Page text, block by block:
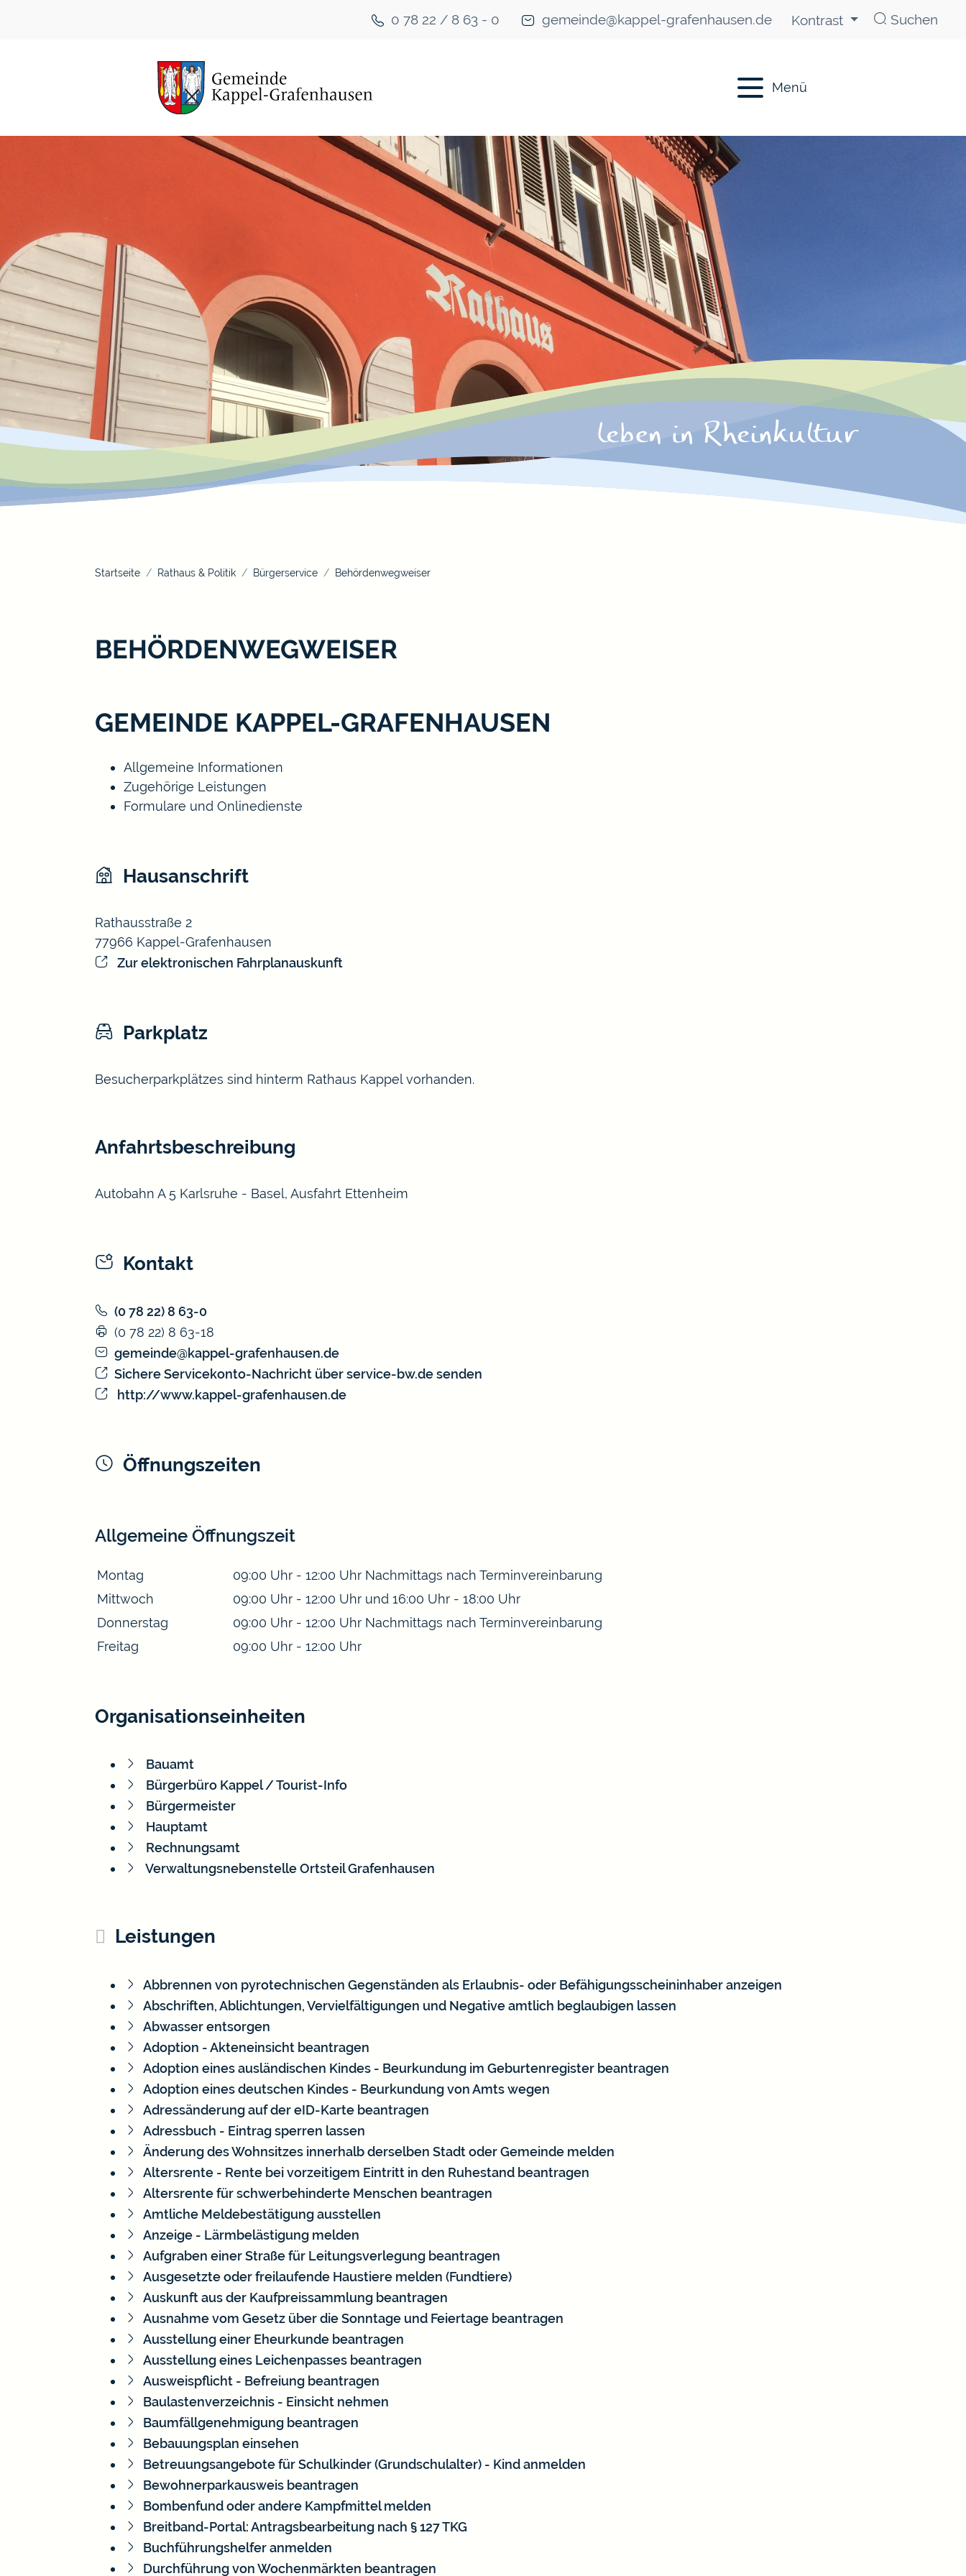
0 78 22 / 8 63 - 0 gemeinde@kappel-grafenhausen.de Kontrast Suchen
Menü
Startseite Rathaus & Politik Bürgerservice Behördenwegweiser
BEHÖRDENWEGWEISER
GEMEINDE KAPPEL-GRAFENHAUSEN
Allgemeine Informationen
Zugehörige Leistungen
Formulare und Onlinedienste
Hausanschrift
Rathausstraße 2
77966 Kappel-Grafenhausen
Zur elektronischen Fahrplanauskunft
Parkplatz
Besucherparkplätzes sind hinterm Rathaus Kappel vorhanden.
Anfahrtsbeschreibung
Autobahn A 5 Karlsruhe - Basel, Ausfahrt Ettenheim
Kontakt
(078 22) 8 63-0
(0 78 22) 8 63-18
gemeinde@kappel-grafenhausen.de
Sichere Servicekonto-Nachricht über service-bw.de senden
http://www.kappel-grafenhausen.de
Öffnungszeiten
Allgemeine Öffnungszeit
Montag 09:00 Uhr - 12:00 Uhr Nachmittags nach Terminvereinbarung
Mittwoch
09:00 Uhr - 12:00 Uhr und 16:00 Uhr - 18:00 Uhr
Donnerstag
09:00 Uhr - 12:00 Uhr Nachmittags nach Terminvereinbarung
Freitag
09:00 Uhr - 12:00 Uhr
Organisationseinheiten
Bauamt
Bürgerbüro Kappel / Tourist-Info
Bürgermeister
Hauptamt
Rechnungsamt
Verwaltungsnebenstelle Ortsteil Grafenhausen
Leistungen
Abbrennen von pyrotechnischen Gegenständen als Erlaubnis- oder Befähigungsscheininhaber anzeigen
Abschriften, Ablichtungen, Vervielfältigungen und Negative amtlich beglaubigen lassen
Abwasser entsorgen
Adoption - Akteneinsicht beantragen
Adoption eines ausländischen Kindes - Beurkundung im Geburtenregister beantragen
Adoption eines deutschen Kindes - Beurkundung von Amts wegen
Adressänderung auf der eID-Karte beantragen
Adressbuch - Eintrag sperren lassen
Änderung des Wohnsitzes innerhalb derselben Stadt oder Gemeinde melden
Altersrente - Rente bei vorzeitigem Eintritt in den Ruhestand beantragen
Altersrente für schwerbehinderte Menschen beantragen
Amtliche Meldebestätigung ausstellen
Anzeige - Lärmbelästigung melden
Aufgraben einer Straße für Leitungsverlegung beantragen
Ausgesetzte oder freilaufende Haustiere melden (Fundtiere)
Auskunft aus der Kaufpreissammlung beantragen
Ausnahme vom Gesetz über die Sonntage und Feiertage beantragen
Ausstellung einer Eheurkunde beantragen
Ausstellung eines Leichenpasses beantragen
Ausweispflicht - Befreiung beantragen
Baulastenverzeichnis - Einsicht nehmen
Baumfällgenehmigung beantragen
Bebauungsplan einsehen
Betreuungsangebote für Schulkinder (Grundschulalter) - Kind anmelden
Bewohnerparkausweis beantragen
Bombenfund oder andere Kampfmittel melden
Breitband-Portal: Antragsbearbeitung nach § 127 TKG
Buchführungshelfer anmelden
Durchführung von Wochenmärkten beantragen